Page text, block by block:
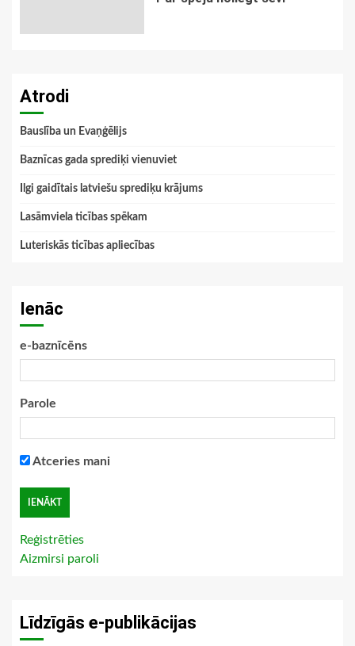
Atrodi
Bauslība un Evaņģēlijs
Baznīcas gada sprediķi vienuviet
Ilgi gaidītais latviešu sprediķu krājums
Lasāmviela ticības spēkam
Luteriskās ticības apliecības
Ienāc
e-baznīcēns
Parole
Atceries mani
Reģistrēties
Aizmirsi paroli
Līdzīgās e-publikācijas